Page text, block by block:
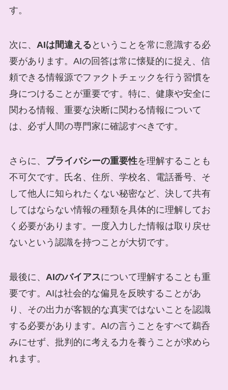
す。
次に、 AIは間違える ということを常に意識する必
要があります。AIの回答は常に懐疑的に捉え、信
頼できる情報源でファクトチェックを行う習慣を
身につけることが重要です。特に、健康や安全に
関わる情報、重要な決断に関わる情報について
は、必ず人間の専門家に確認すべきです。
さらに、 プライバシーの重要性を理解することも
不可欠です。氏名、住所、学校名、電話番号、そ
して他人に知られたくない秘密など、決して共有
してはならない情報の種類を具体的に理解してお
く必要があります。一度入力した情報は取り戻せ
ないという認識を持つことが大切です。
最後に、 AIのバイアスについて理解することも重
要です。AIは社会的な偏見を反映することがあ
り、その出力が客観的な真実ではないことを認識
する必要があります。AIの言うことをすべて鵜呑
みにせず、批判的に考える力を養うことが求めら
れます。